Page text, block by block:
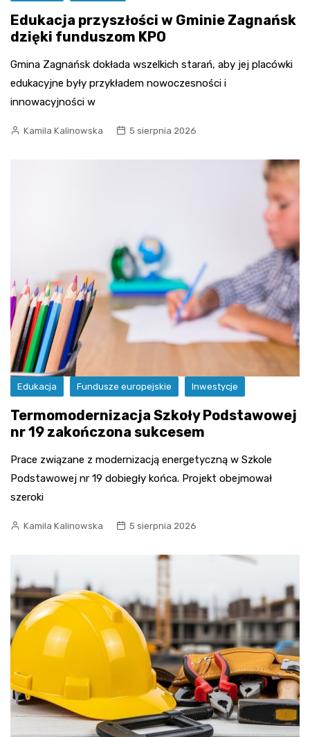
Edukacja przyszłości w Gminie Zagnańsk
dzięki funduszom KPO
Gmina Zagnańsk dokłada wszelkich starań, aby jej placówki
edukacyjne były przykładem nowoczesności i
innowacyjności w
Kamila Kalinowska 5 sierpnia 2026
Edukacja Fundusze europejskie Inwestycje
Termomodernizacja Szkoły Podstawowej
nr 19 zakończona sukcesem
Prace związane z modernizacją energetyczną w Szkole
Podstawowej nr 19 dobiegły końca. Projekt obejmował
szeroki
Kamila Kalinowska 5 sierpnia 2026